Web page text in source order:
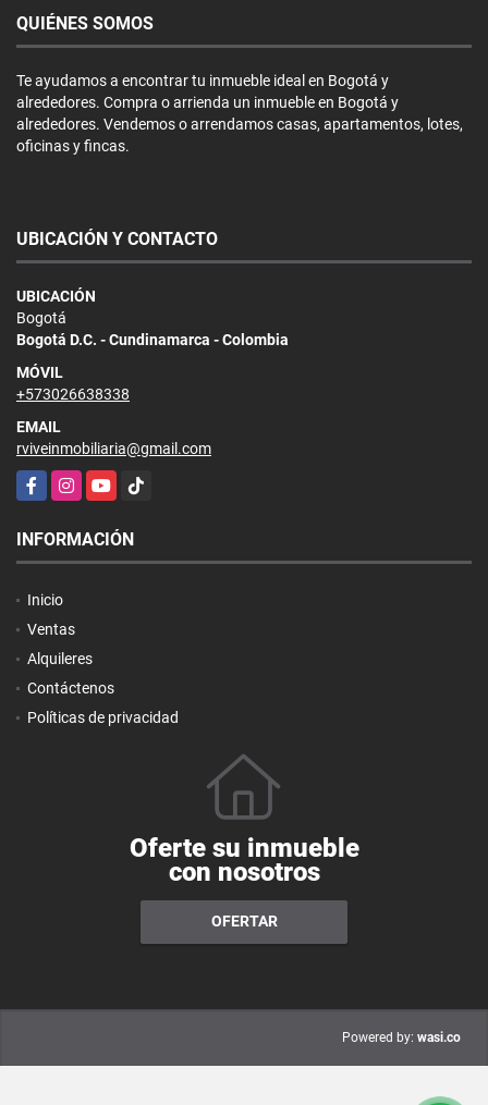
QUIÉNES SOMOS
Te ayudamos a encontrar tu inmueble ideal en Bogotá y
alrededores. Compra o arrienda un inmueble en Bogotá y
alrededores. Vendemos o arrendamos casas, apartamentos, lotes,
oficinas y fincas.
UBICACIÓN Y CONTACTO
UBICACIÓN
Bogotá
Bogotá D.C. - Cundinamarca - Colombia
MÓVIL
+573026638338
EMAIL
rviveinmobiliaria@gmail.com
FacebookInstagramYouTubeTikTok
INFORMACIÓN
Inicio
Ventas
Alquileres
Contáctenos
Políticas de privacidad
Oferte su inmueble
con nosotros
OFERTAR
Powered by: wasi.co